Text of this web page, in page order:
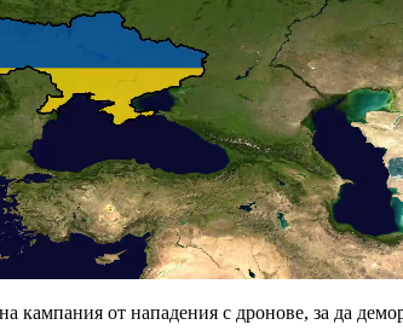
кампания от нападения с дронове, за да